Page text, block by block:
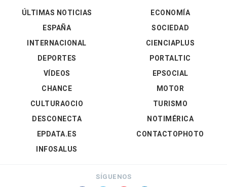
ÚLTIMAS NOTICIAS
ESPAÑA
INTERNACIONAL
DEPORTES
VÍDEOS
ECONOMÍA
SOCIEDAD
CIENCIAPLUS
PORTALTIC
EPSOCIAL
CHANCE
CULTURAOCIO
DESCONECTA
EPDATA.ES
INFOSALUS
MOTOR
TURISMO
NOTIMÉRICA
CONTACTOPHOTO
SÍGUENOS